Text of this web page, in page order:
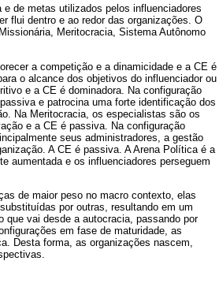
de metas utilizados pelos influenciadores
flui dentro e ao redor das organizações. O
Meritocracia, Sistema Autônomo
a competição e a dinamicidade e a CE é
o alcance dos objetivos do influenciador ou
e a CE é dominadora. Na configuração
e patrocina uma forte identificação dos
Na Meritocracia, os especialistas são os
e a CE é passiva. Na configuração
seus administradores, a gestão
A CE é passiva. A Arena Política é a
aumentada e os influenciadores perseguem
de maior peso no macro contexto, elas
por outras, resultando em um
vai desde a autocracia, passando por
em fase de maturidade, as
Desta forma, as organizações nascem,